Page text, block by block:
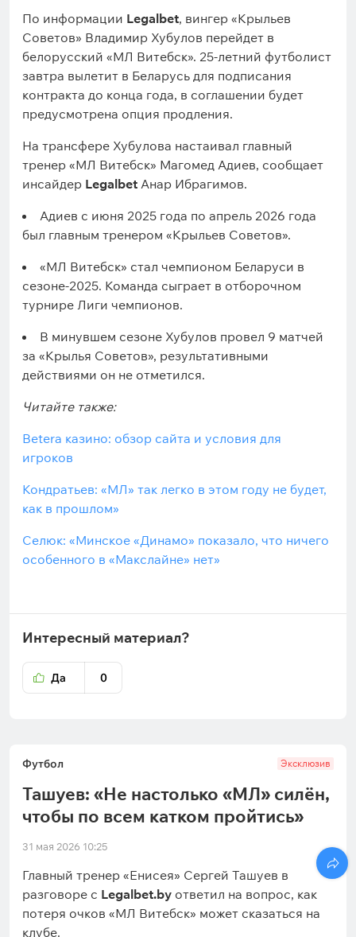
По информации Legalbet, вингер «Крыльев
Советов» Владимир Хубулов перейдет в
белорусский «МЛ Витебск». 25-летний футболист
завтра вылетит в Беларусь для подписания
контракта до конца года, в соглашении будет
предусмотрена опция продления.
На трансфере Хубулова настаивал главный
тренер «МЛ Витебск» Магомед Адиев, сообщает
инсайдер Legalbet Анар Ибрагимов.
Адиев с июня 2025 года по апрель 2026 года
был главным тренером «Крыльев Советов».
«МЛ Витебск» стал чемпионом Беларуси в
сезоне-2025. Команда сыграет в отборочном
турнире Лиги чемпионов.
В минувшем сезоне Хубулов провел 9 матчей
за «Крылья Советов», результативными
действиями он не отметился.
Читайте также:
Betera казино: обзор сайта и условия для
игроков
Кондратьев: «МЛ» так легко в этом году не будет,
как в прошлом»
Селюк: «Минское «Динамо» показало, что ничего
особенного в «Макслайне» нет»
Интересный материал?
Да 0
Футбол Эксклюзив
Ташуев: «Не настолько «МЛ» силён,
чтобы по всем катком пройтись»
31 мая 2026 10:25
Главный тренер «Енисея» Сергей Ташуев в
разговоре с Legalbet.by ответил на вопрос, как
потеря очков «МЛ Витебск» может сказаться на
клубе.